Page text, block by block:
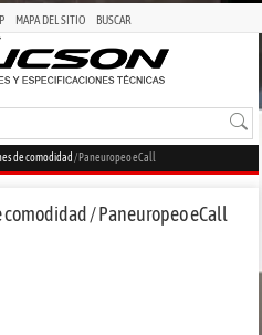
MAPA DEL SITIO BUSCAR
de comodidad / Paneuropeo eCall
comodidad / Paneuropeo eCall